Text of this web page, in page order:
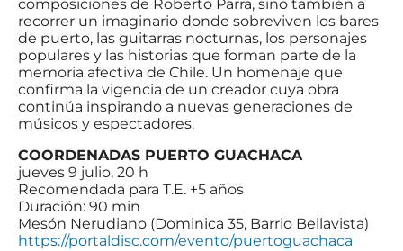
composiciones de Roberto Parra, sino también a
recorrer un imaginario donde sobreviven los bares
de puerto, las guitarras nocturnas, los personajes
populares y las historias que forman parte de la
memoria afectiva de Chile. Un homenaje que
confirma la vigencia de un creador cuya obra
continúa inspirando a nuevas generaciones de
músicos y espectadores.
COORDENADAS PUERTO GUACHACA
jueves 9 julio, 20 h
Recomendada para T.E. +5 años
Duración: 90 min
Mesón Nerudiano (Dominica 35, Barrio Bellavista)
https://portaldisc.com/evento/puertoguachaca